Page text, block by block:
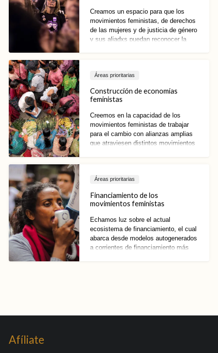
Creamos un espacio para que los
movimientos feministas, de derechos
de las mujeres y de justicia de género
y sus aliadxs puedan reconocer la
contrarrestarlos.
Áreas prioritarias
Construcción de economías
feministas
Creemos en la capacidad de los
movimientos feministas de trabajar
para el cambio con alianzas amplias
que atraviesen distintos movimientos
economías justas.
Áreas prioritarias
Financiamiento de los
movimientos feministas
Echamos luz sobre el actual
ecosistema de financiamiento, el cual
abarca desde modelos autogenerados
a corrientes de financiamiento más
Afíliate